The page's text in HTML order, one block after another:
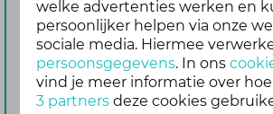
eerst om in te loggen
Nog geen account? Maak er dan
gemakkelijk en snel één aan.
ook automatisch op de hoogte
welke advertenties werken en
persoonlijker helpen via onze
sociale media. Hiermee
persoonsgegevens. In ons
vind je meer informatie over
3 partners deze cookies